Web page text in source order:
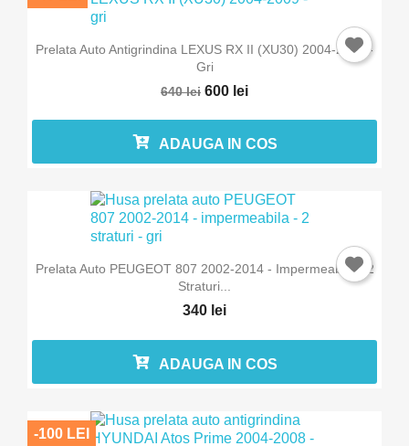
Prelata Auto Antigrindina LEXUS RX II (XU30) 2004-2009 -
Gri
640 lei 600 lei
ADAUGA IN COS
Prelata Auto PEUGEOT 807 2002-2014 - Impermeabila - 2
Straturi...
340 lei
ADAUGA IN COS
-100 LEI